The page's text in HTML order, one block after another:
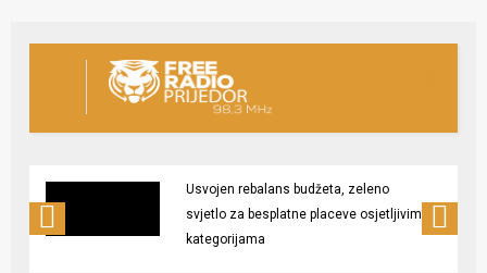
Usvojen rebalans budžeta, zeleno
svjetlo za besplatne placeve osjetljivim
kategorijama